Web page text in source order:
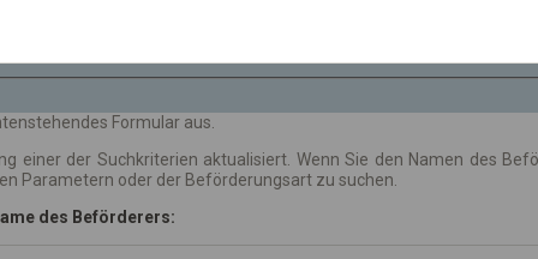
Formular aus.
einer der Suchkriterien aktualisiert. Wenn Sie den Namen des
Parametern oder der Beförderungsart zu suchen.
des Beförderers: